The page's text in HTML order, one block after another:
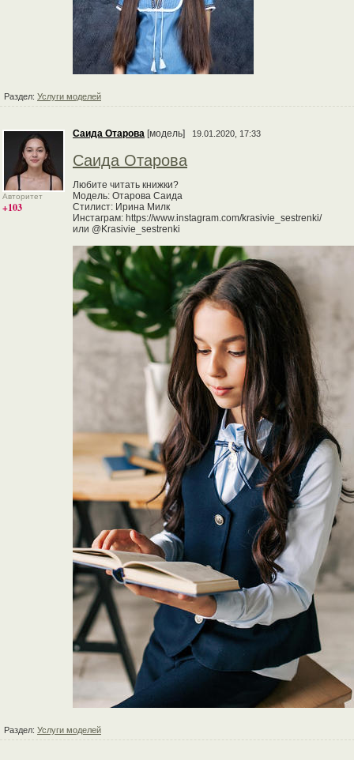
Раздел: Услуги моделей
Авторитет
+103
Саида Отарова [модель] 19.01.2020, 17:33
Саида Отарова
Любите читать книжки?
Модель: Отарова Саида
Стилист: Ирина Милк
Инстаграм: https://www.instagram.com/krasivie_sestrenki/
или @Krasivie_sestrenki
Раздел: Услуги моделей